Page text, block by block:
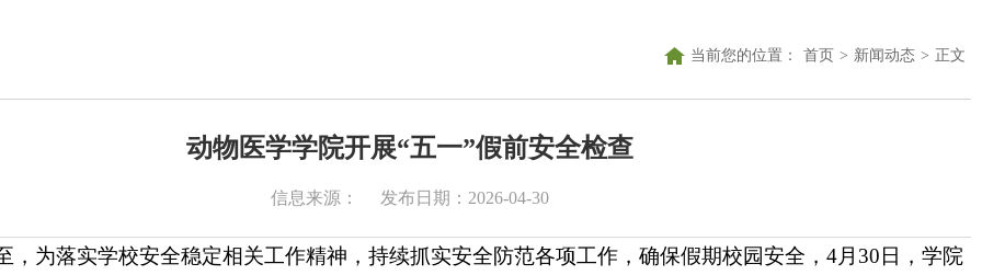
当前您的位置： 首页 > 新闻动态 > 正文
动物医学学院开展“五一”假前安全检查
信息来源： 发布日期：2026-04-30
，为落实学校安全稳定相关工作精神，持续抓实安全防范各项工作，确保假期校园安全，4月30日，学院